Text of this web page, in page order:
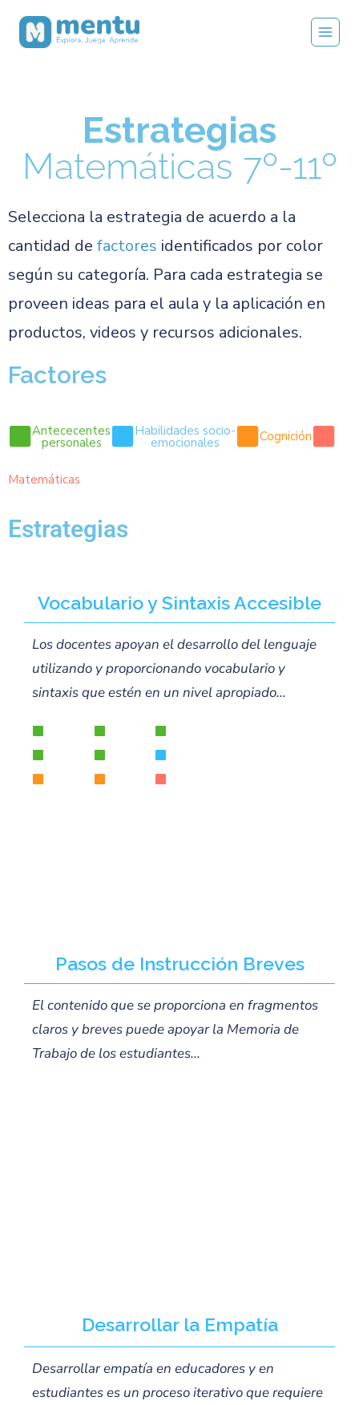
Estrategias
Matemáticas 7º-11º
Selecciona la estrategia de acuerdo a la
cantidad de factores identificados por color
según su categoría. Para cada estrategia se
proveen ideas para el aula y la aplicación en
productos, videos y recursos adicionales.
Factores
Antececentes
personales
Habilidades socio-
emocionales Cognición
Matemáticas
Estrategias
Vocabulario y Sintaxis Accesible
Los docentes apoyan el desarrollo del lenguaje
utilizando y proporcionando vocabulario y
sintaxis que estén en un nivel apropiado...
Pasos de Instrucción Breves
El contenido que se proporciona en fragmentos
claros y breves puede apoyar la Memoria de
Trabajo de los estudiantes...
Desarrollar la Empatía
Desarrollar empatía en educadores y en
estudiantes es un proceso iterativo que requiere